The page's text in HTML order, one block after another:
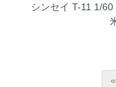
シンセイ T-11 1/